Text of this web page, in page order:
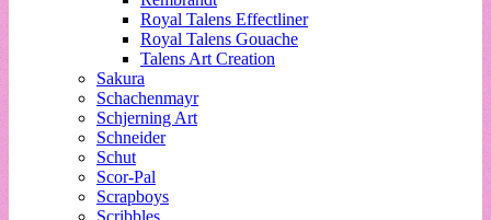
Royal Talens Effectliner
Royal Talens Gouache
Talens Art Creation
Sakura
Schachenmayr
Schjerning Art
Schneider
Schut
Scor-Pal
Scrapboys
Scribbles